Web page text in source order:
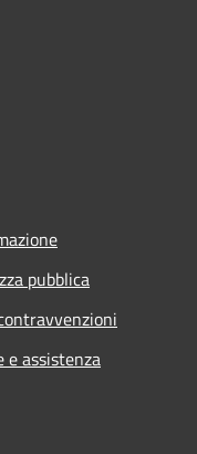
pubblica
e assistenza